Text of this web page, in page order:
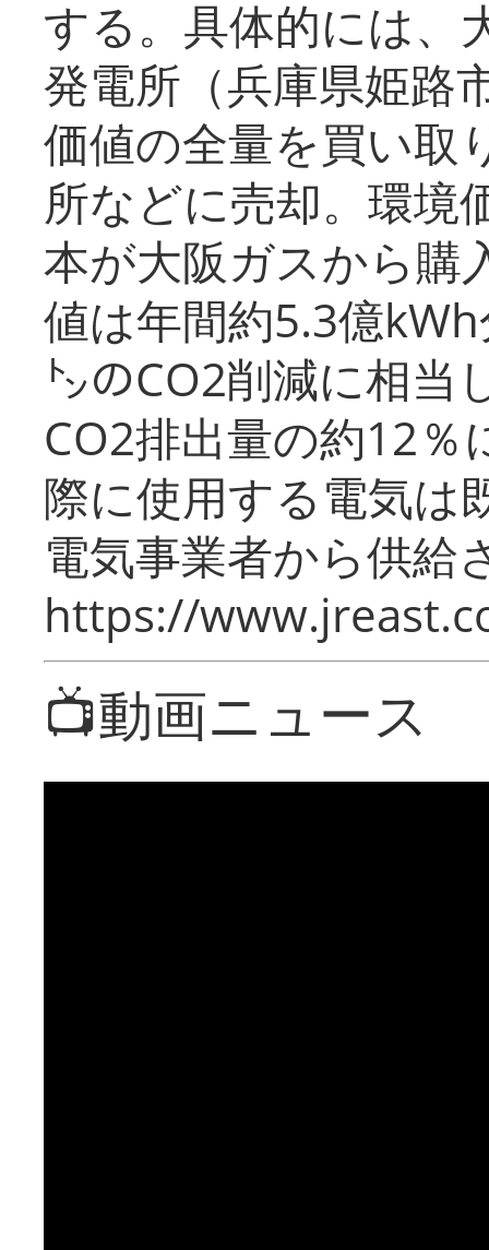
する。具体的には、
発電所（兵庫県姫路
価値の全量を買い取
所などに売却。環境
本が大阪ガスから購
値は年間約5.3億
㌧のCO2削減に相当
CO2排出量の約12％
際に使用する電気は
電気事業者から供給
https://
📺動画ニュース